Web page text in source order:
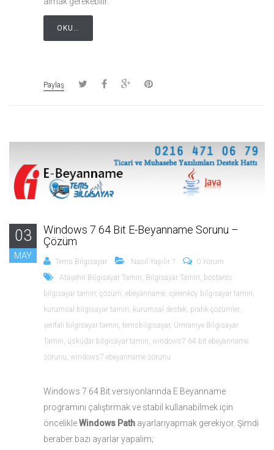
OKU…
Paylaş
03
MAY
Windows 7 64 Bit E-Beyanname Sorunu –
Çözüm
Tems Bilgisayar Nasıl Yapılır ?
0 Yorum
Ataşehir Bilgisayar Tamiri, Bilgisayar Tamiri, bostancı
bilgisayar tamiri, çözüm, ebeyanname, içerenköy bilgisayar tamiri,
kurumsal bilgisayar tamiri, kurumsal destek, pratik çözümler,
şerifali bilgisayar tamiri, temsbilgisayar, Ümraniye Bilgisayar
Tamiri, üsküdar bilgisayar tamiri, windows7 64 bit ebeyanname
sorunu, windows7 ebeyanname sorunu
Windows 7 64 Bit versiyonlarında E Beyanname
programını çalıştırmak ve stabil kullanabilmek için
öncelikleWindows Path ayarlarıyapmak gerekiyor. Şimdi
beraber bazı ayarlar yapalım;